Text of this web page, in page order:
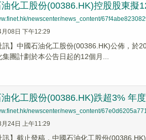
化工股份(00386.HK)控股股東擬
newscenter/news_content/
08日 下午12:29
訊】中國石油化工股份(00386.HK)公佈，於
團計劃於本公告日起的12個月...
化工股份(00386.HK)跌超3% 年
newscenter/news_content/
24日 上午11:29
訊】截止發稿，中國石油化工股份